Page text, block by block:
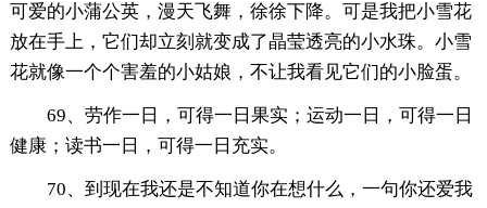
可爱的小蒲公英，漫天飞舞，徐徐下降。可是我把小雪花
放在手上，它们却立刻就变成了晶莹透亮的小水珠。小雪
花就像一个个害羞的小姑娘，不让我看见它们的小脸蛋。
69、劳作一日，可得一日果实；运动一日，可得一日
健康；读书一日，可得一日充实。
70、到现在我还是不知道你在想什么，一句你还爱我